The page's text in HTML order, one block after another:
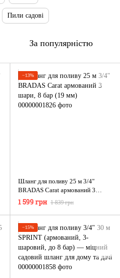
Пили садові
За популярністю
−13%
Шланг для поливу 25 м 3/4"
BRADAS Carat армований 3
шари, 8 бар (19 мм)
1 599 грн 1 839 грн
−15%